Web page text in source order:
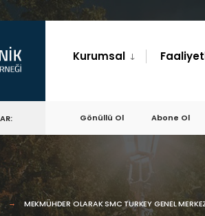
Kurumsal
Gönüllü Ol Abone Ol
MEKMÜHDER OLARAK SMC TURKEY GENEL